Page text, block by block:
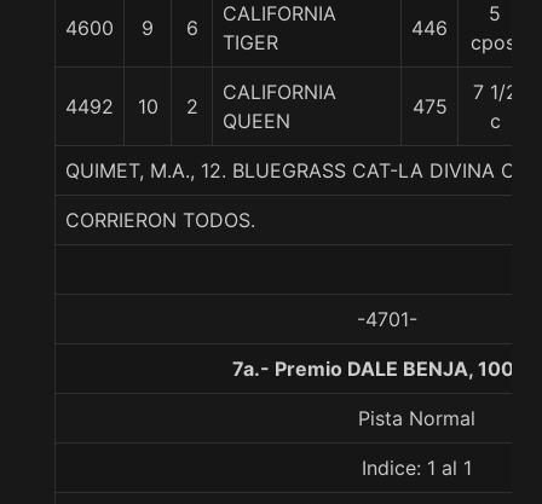
4600 9 6
CALIFORNIA
TIGER
446
5
cpos.
4492 10 2
CALIFORNIA
QUEEN
475
7 1/2
c
QUIMET, M.A., 12. BLUEGRASS CAT-LA DIVINA
CORRIERON TODOS.
-4701-
7a.- Premio DALE BENJA, 1000
Pista Normal
Indice: 1 al 1